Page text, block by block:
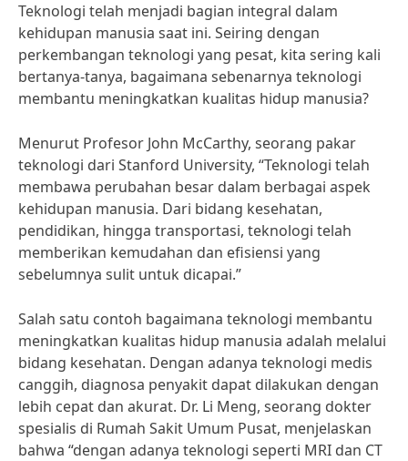
Teknologi telah menjadi bagian integral dalam
kehidupan manusia saat ini. Seiring dengan
perkembangan teknologi yang pesat, kita sering kali
bertanya-tanya, bagaimana sebenarnya teknologi
membantu meningkatkan kualitas hidup manusia?
Menurut Profesor John McCarthy, seorang pakar
teknologi dari Stanford University, “Teknologi telah
membawa perubahan besar dalam berbagai aspek
kehidupan manusia. Dari bidang kesehatan,
pendidikan, hingga transportasi, teknologi telah
memberikan kemudahan dan efisiensi yang
sebelumnya sulit untuk dicapai.”
Salah satu contoh bagaimana teknologi membantu
meningkatkan kualitas hidup manusia adalah melalui
bidang kesehatan. Dengan adanya teknologi medis
canggih, diagnosa penyakit dapat dilakukan dengan
lebih cepat dan akurat. Dr. Li Meng, seorang dokter
spesialis di Rumah Sakit Umum Pusat, menjelaskan
bahwa “dengan adanya teknologi seperti MRI dan CT